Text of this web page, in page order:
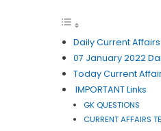
Daily Current
07 January 2022
Today Current
IMPORTANT Links
GK QUESTIONS
CURRENT AFFAIRS